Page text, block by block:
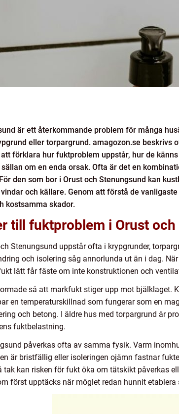
är ett återkommande problem för många
eller torpargrund. amagozon.se beskrivs
förklara hur fuktproblem uppstår, hur de
om en enda orsak. Ofta är det en
den som bor i Orust och Stenungsund kan
och källare. Genom att förstå de
kostsamma skador.
till fuktproblem i Orust
Stenungsund uppstår ofta i krypgrunder,
och isolering såg annorlunda ut än i dag.
lätt får fäste om inte konstruktionen och
så att markfukt stiger upp mot bjälklaget.
en temperaturskillnad som fungerar som en
och betong. I äldre hus med torpargrund är
fuktbelastning.
påverkas ofta av samma fysik. Varm
är bristfällig eller isoleringen ojämn fastnar
tak kan risken för fukt öka om tätskikt påverkas
först upptäcks när möglet redan hunnit etablera